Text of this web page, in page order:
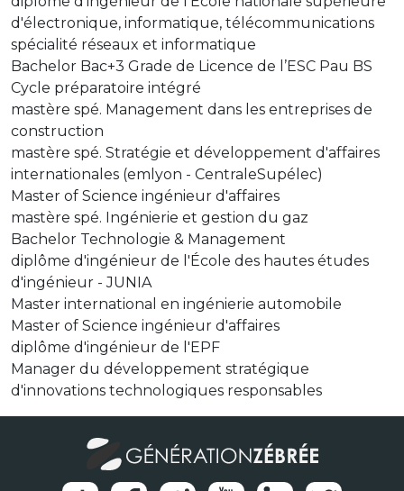
d'électronique, informatique, télécommunications
spécialité réseaux et informatique
Bachelor Bac+3 Grade de Licence de l’ESC Pau BS
Cycle préparatoire intégré
mastère spé. Management dans les entreprises de
construction
mastère spé. Stratégie et développement d'affaires
internationales (emlyon - CentraleSupélec)
Master of Science ingénieur d'affaires
mastère spé. Ingénierie et gestion du gaz
Bachelor Technologie & Management
diplôme d'ingénieur de l'École des hautes études
d'ingénieur - JUNIA
Master international en ingénierie automobile
Master of Science ingénieur d'affaires
diplôme d'ingénieur de l'EPF
Manager du développement stratégique
d'innovations technologiques responsables